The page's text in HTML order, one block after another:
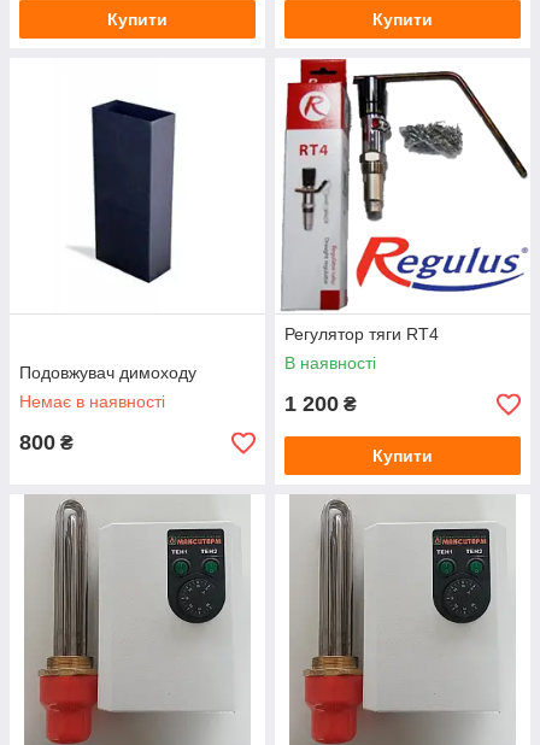
Купити Купити
Подовжувач димоходу
Немає в наявності
800 ₴
Регулятор тяги RT4
В наявності
1 200 ₴
Купити